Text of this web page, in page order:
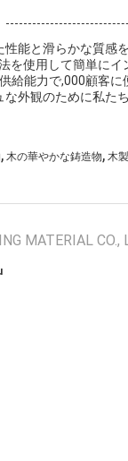
能と滑らかな質感
を使用して簡単に
給能力で,000顧客
な外観のために私た
, 木の華やかな鋳造物, 木
MATERIAL CO.,